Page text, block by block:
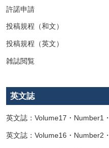
許諾申請
投稿規程（和文）
投稿規程（英文）
雑誌閲覧
英文誌
英文誌：Volume17・Number1
英文誌：Volume16・Number2